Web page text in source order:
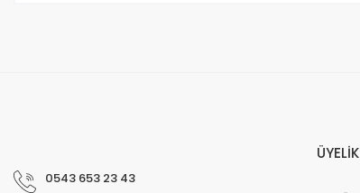
0543 653 23 43
ÜYELİK